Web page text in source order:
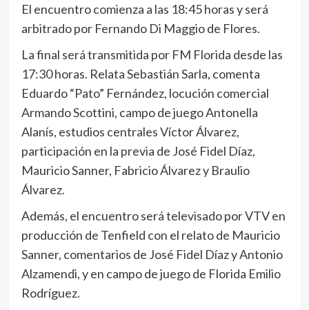
El encuentro comienza a las 18:45 horas y será
arbitrado por Fernando Di Maggio de Flores.
La final será transmitida por FM Florida desde las
17:30 horas. Relata Sebastián Sarla, comenta
Eduardo “Pato” Fernández, locución comercial
Armando Scottini, campo de juego Antonella
Alanís, estudios centrales Víctor Álvarez,
participación en la previa de José Fidel Díaz,
Mauricio Sanner, Fabricio Álvarez y Braulio
Álvarez.
Además, el encuentro será televisado por VTV en
producción de Tenfield con el relato de Mauricio
Sanner, comentarios de José Fidel Díaz y Antonio
Alzamendi, y en campo de juego de Florida Emilio
Rodríguez.